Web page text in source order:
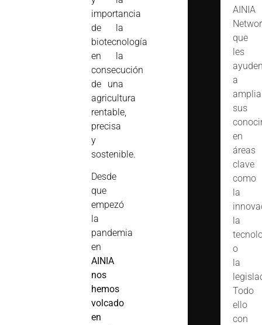
importancia
de la
biotecnología
en la
consecución
de una
agricultura
rentable,
precisa
y
sostenible.
Desde
que
empezó
la
pandemia
en
AINIA
nos
hemos
volcado
en
AINIA
que
les
a
sus
en
áreas
clave
como
la
la
o
la
Todo
ello
con